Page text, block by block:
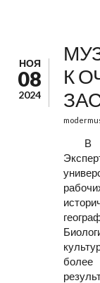
НОЯ
08
2024
К
В
более